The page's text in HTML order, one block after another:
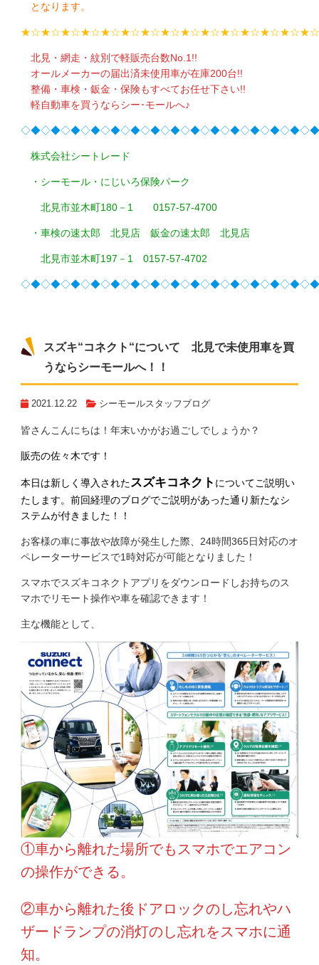
となります。
北見・網走・紋別で軽販売台数No.1!!
オールメーカーの届出済未使用車が在庫200台!!
整備・車検・鈑金・保険もすべてお任せ下さい!!
軽自動車を買うならシー･モールへ♪
株式会社シートレード
・シーモール・にじいろ保険パーク
北見市並木町180－1 0157-57-4700
・車検の速太郎 北見店 鈑金の速太郎 北見店
北見市並木町197－1 0157-57-4702
スズキ“コネクト“について 北見で未使用車を買
うならシーモールへ！！
2021.12.22 シーモールスタッフブログ
皆さんこんにちは！年末いかがお過ごしでしょうか？
販売の佐々木です！
本日は新しく導入されたスズキコネクト についてご説明い
たします。前回経理のブログでご説明があった通り新たなシ
ステムが付きました！！
お客様の車に事故や故障が発生した際、24時間365日対応のオ
ペレーターサービスで1時対応が可能となりました！
スマホでスズキコネクトアプリをダウンロードしお持ちのス
マホでリモート操作や車を確認できます！
主な機能として、
①車から離れた場所でもスマホでエアコン
の操作ができる。
②車から離れた後ドアロックのし忘れやハ
ザードランプの消灯のし忘れをスマホに通
知。